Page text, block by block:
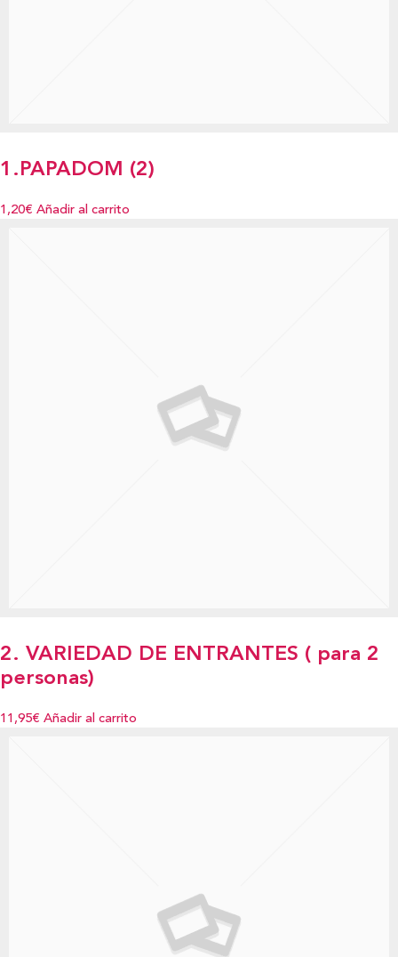
1.PAPADOM (2)
1,20€ Añadir al carrito
2. VARIEDAD DE ENTRANTES ( para 2
personas)
11,95€ Añadir al carrito